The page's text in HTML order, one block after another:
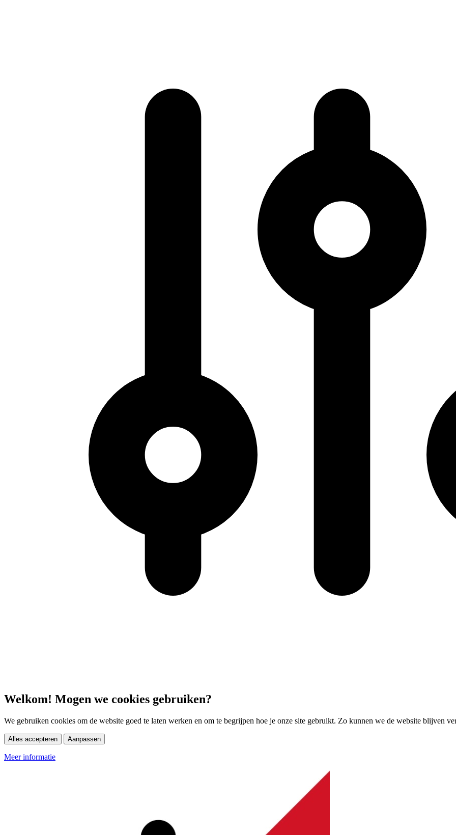
Welkom! Mogen we cookies gebruiken?
We gebruiken cookies om de website goed te laten werken en om te begrijpen hoe je onze site gebruikt. Zo kunnen we de website blijven
Alles accepteren Aanpassen
Meer informatie